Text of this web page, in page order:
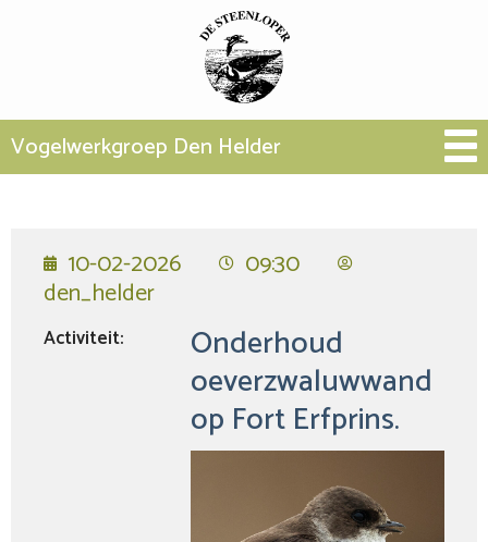
Vogelwerkgroep Den Helder
10-02-2026 09:30
den_helder
Activiteit: Onderhoud
oeverzwaluwwand
op Fort Erfprins.